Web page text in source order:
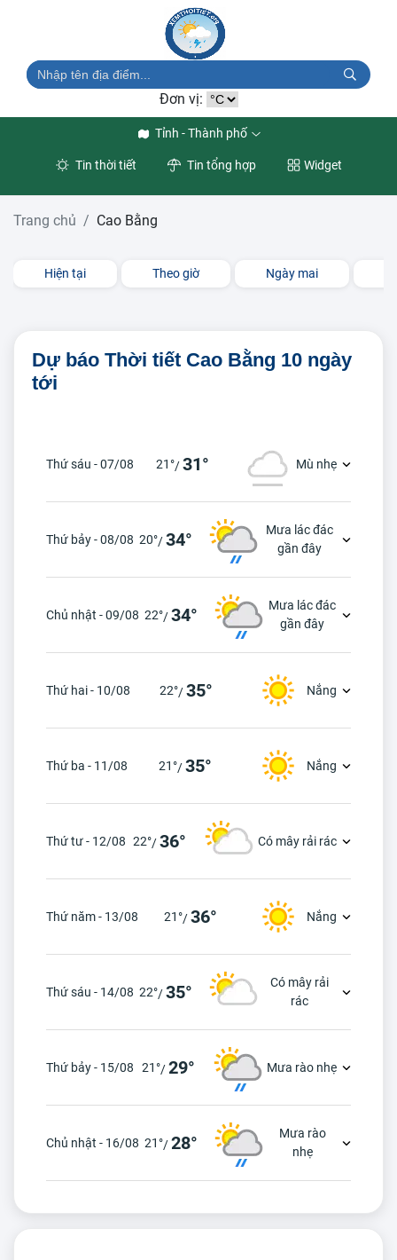
Đơn vị:
Tỉnh - Thành phố
Tin thời tiết Tin tổng hợp Widget
Trang chủ Cao Bằng
Hiện tại Theo giờ Ngày mai
Dự báo Thời tiết Cao Bằng 10 ngày
tới
Thứ sáu - 07/08 21°/31° Mù nhẹ
Thứ bảy - 08/08 20°/34°
Mưa lác đác
gần đây
Chủ nhật - 09/08 22°/34°
Mưa lác đác
gần đây
Thứ hai - 10/08 22°/35° Nắng
Thứ ba - 11/08 21°/35° Nắng
Thứ tư - 12/08 22°/36° Có mây rải rác
Thứ năm - 13/08 21°/36° Nắng
Thứ sáu - 14/08 22°/35°
Có mây rải
rác
Thứ bảy - 15/08 21°/29° Mưa rào nhẹ
Chủ nhật - 16/08 21°/28°
Mưa rào
nhẹ